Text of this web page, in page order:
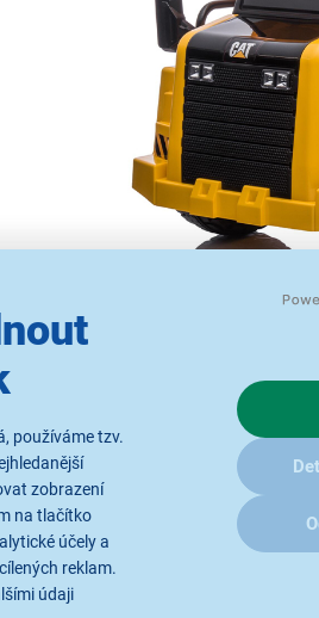
používáme tzv.
zobrazení
na tlačítko
účely a
reklam.
údaji
Náklaďák pro malé
Náklaďák s korbou
nadchne
Elektrické autíčko
62 cm a nosností 30 kg je
4 km/h a dobou jízdy až 90
prostředí. Díky robustní
opravdový řidič stavebního